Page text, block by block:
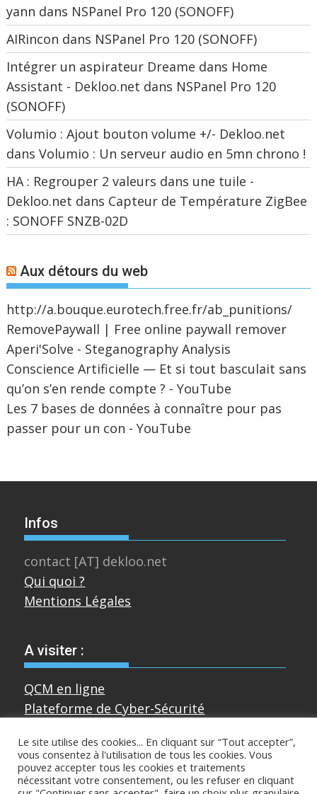
yann dans NSPanel Pro 120 (SONOFF)
AIRincon dans NSPanel Pro 120 (SONOFF)
Intégrer un aspirateur Dreame dans Home
Assistant - Dekloo.net dans NSPanel Pro 120
(SONOFF)
Volumio : Ajout bouton volume +/- Dekloo.net
dansVolumio : Un serveur audio en 5mn chrono !
HA : Regrouper 2 valeurs dans une tuile -
Dekloo.net dans Capteur de Température ZigBee
: SONOFF SNZB-02D
Aux détours du web
http://a.bouque.eurotech.free.fr/ab_punitions/
RemovePaywall | Free online paywall remover
Aperi'Solve - Steganography Analysis
Conscience Artificielle — Et si tout basculait sans
qu’on s’en rende compte ? - YouTube
Les 7 bases de données à connaître pour pas
passer pour un con - YouTube
Infos
contact [AT] dekloo.net
Qui quoi ?
Mentions Légales
A visiter :
QCM en ligne
Plateforme de Cyber-Sécurité
Divers
Le site utilise des cookies... En cliquant sur “Tout accepter”,
vous consentez à l'utilisation de tous les cookies. Vous
pouvez accepter tous les cookies et traitements
nécessitant votre consentement, ou les refuser en cliquant